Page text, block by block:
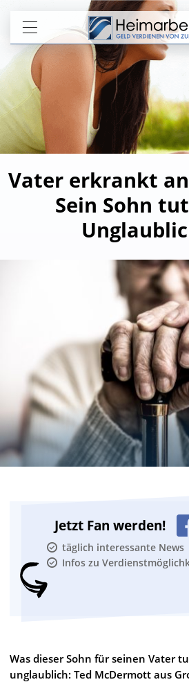
Vater erkrankt
Sein Sohn
Jetzt Fan werden!
täglich interessante News
Infos zu
Was dieser Sohn für seinen Vater
unglaublich: Ted McDermott aus